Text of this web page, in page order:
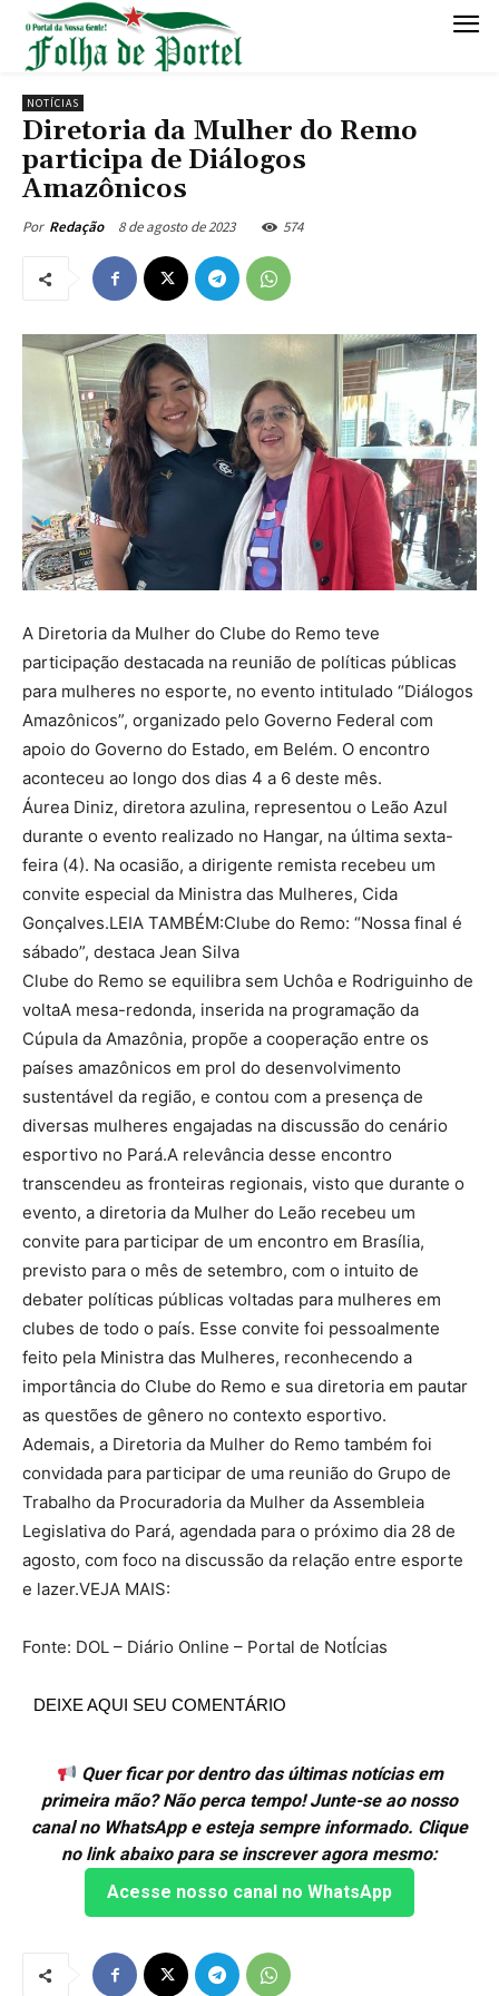
NOTÍCIAS
Diretoria da Mulher do Remo
participa de Diálogos
Amazônicos
Por Redação 8 de agosto de 2023 574
A Diretoria da Mulher do Clube do Remo teve
participação destacada na reunião de políticas públicas
para mulheres no esporte, no evento intitulado “Diálogos
Amazônicos”, organizado pelo Governo Federal com
apoio do Governo do Estado, em Belém. O encontro
aconteceu ao longo dos dias 4 a 6 deste mês.
Áurea Diniz, diretora azulina, representou o Leão Azul
durante o evento realizado no Hangar, na última sexta-
feira (4). Na ocasião, a dirigente remista recebeu um
convite especial da Ministra das Mulheres, Cida
Gonçalves.LEIA TAMBÉM:Clube do Remo: “Nossa final é
sábado”, destaca Jean Silva
Clube do Remo se equilibra sem Uchôa e Rodriguinho de
voltaA mesa-redonda, inserida na programação da
Cúpula da Amazônia, propõe a cooperação entre os
países amazônicos em prol do desenvolvimento
sustentável da região, e contou com a presença de
diversas mulheres engajadas na discussão do cenário
esportivo no Pará.A relevância desse encontro
transcendeu as fronteiras regionais, visto que durante o
evento, a diretoria da Mulher do Leão recebeu um
convite para participar de um encontro em Brasília,
previsto para o mês de setembro, com o intuito de
debater políticas públicas voltadas para mulheres em
clubes de todo o país. Esse convite foi pessoalmente
feito pela Ministra das Mulheres, reconhecendo a
importância do Clube do Remo e sua diretoria em pautar
as questões de gênero no contexto esportivo.
Ademais, a Diretoria da Mulher do Remo também foi
convidada para participar de uma reunião do Grupo de
Trabalho da Procuradoria da Mulher da Assembleia
Legislativa do Pará, agendada para o próximo dia 28 de
agosto, com foco na discussão da relação entre esporte
e lazer.VEJA MAIS:
Fonte: DOL – Diário Online – Portal de NotÍcias
DEIXE AQUI SEU COMENTÁRIO
Quer ficar por dentro das últimas notícias em
primeira mão? Não perca tempo! Junte-se ao nosso
canal no WhatsApp e esteja sempre informado. Clique
no link abaixo para se inscrever agora mesmo:
Acesse nosso canal no WhatsApp